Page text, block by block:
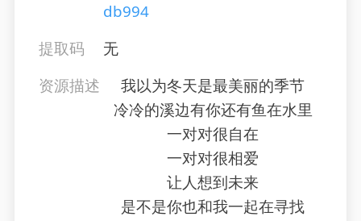
db994
提取码
无
资源描述
我以为冬天是最美丽的季节
冷冷的溪边有你还有鱼在水里
一对对很自在
一对对很相爱
让人想到未来
是不是你也和我一起在寻找